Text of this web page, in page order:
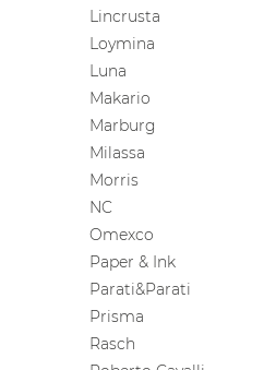
Lincrusta
Loymina
Luna
Makario
Marburg
Milassa
Morris
NC
Omexco
Paper & Ink
Parati&Parati
Prisma
Rasch